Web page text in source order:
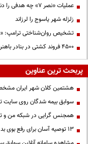
عملیات «نصر ۷» چه هدفی را دنبال می‌کرد؟
زلزله شهر یاسوج را لرزاند
تشخیص روان‌شناختی
۴۵۰۰ فروند کشتی در بنادر باهنر و شرق هرمزگان پهلو گرفتند
پربحث ترین عناوین
هشتمین کلان شهر ایران
سوابق بیمه شدگان روی سایت
همجنس گرایی در شبکه من و
13 توصیه آسان برای رفع بوی بد دهان